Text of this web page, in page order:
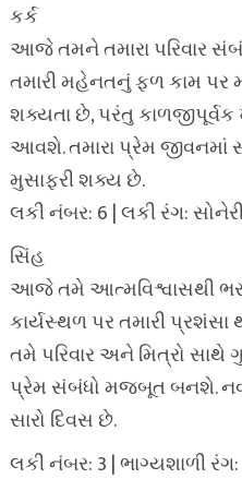
કર્ક
આજે તમને તમારા પરિવાર
તમારી મહેનતનું ફળ કામ પર
શક્યતા છે, પરંતુ
આવશે. તમારા પ્રેમ
મુસાફરી શક્ય છે.
લકી નંબર: 6 | લકી રંગ:
સિંહ
આજે તમે આત્મવિશ્વાસથી
કાર્યસ્થળ પર તમારી
તમે પરિવાર અને મિત્રો સાથે
પ્રેમ સંબંધો મજબૂત બનશે.
સારો દિવસ છે.
લકી નંબર: 3 | ભાગ્યશાળી